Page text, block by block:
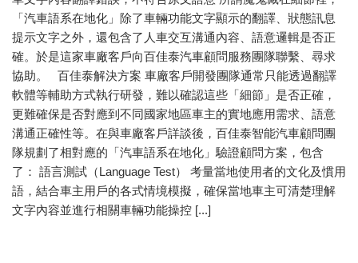
「汽車語系在地化」除了車輛功能文字顯示的翻譯、狀態訊息
提示文字之外，還包含了人車交互溝通內容、語意邏輯是否正
確。於是這家車廠客戶向百佳泰汽車顧問服務團隊聯繫、尋求
協助。 百佳泰解決方案 車廠客戶開發團隊通常只能透過翻譯
軟體等輔助方式執行研發，難以確認這些「細節」是否正確，
更難確保是否對應到不同國家地區車主的實地應用需求、語意
溝通正確性等。在與車廠客戶詳談後，百佳泰智能汽車顧問團
隊規劃了相對應的「汽車語系在地化」驗證顧問方案，包含
了： 語言測試（Language Test） 考量當地使用者的文化及慣用
語，結合車主用戶的各式情境模擬，確保當地車主可清楚理解
文字內容並進行相關車輛功能操控 [...]